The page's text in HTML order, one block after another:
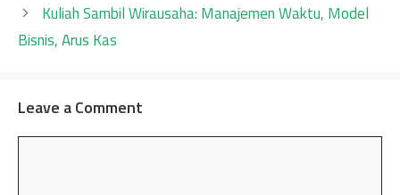
Kuliah Sambil Wirausaha: Manajemen Waktu, Model
Bisnis, Arus Kas
Leave a Comment